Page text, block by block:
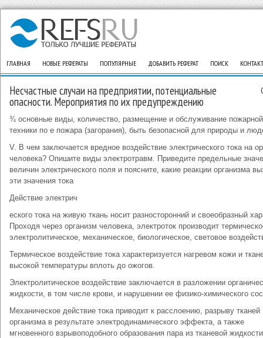
ГЛАВНАЯ НОВЫЕ РЕФЕРАТЫ ПОПУЛЯРНЫЕ ДОБАВИТЬ РЕФЕРАТ ПОИСК
Несчастные случаи на предприятии, потенциальные
опасности. Мероприятия по их предупреждению
¾ основные виды, количество, размещение и обслуживание пожарной
техники по е пожара (загорания), быть безопасной для природы и
V. В чем заключается вредное воздействие электрического тока на
человека? Опишите виды электротравм. Приведите предельные
величин электрического поля и поясните, какие реакции организма
эти значения тока
Действие электрич
еского тока на живую ткань носит разносторонний и своеобразный
Проходя через организм человека, электроток производит
электролитическое, механическое, биологическое, световое
Термическое воздействие тока характеризуется нагревом кожи и
высокой температуры вплоть до ожогов.
Электролитическое воздействие заключается в разложении
жидкости, в том числе крови, и нарушении ее физико-химического
Механическое действие тока приводит к расслоению, разрыву тканей
организма в результате электродинамического эффекта, а также
мгновенного взрывоподобного образования пара из тканевой